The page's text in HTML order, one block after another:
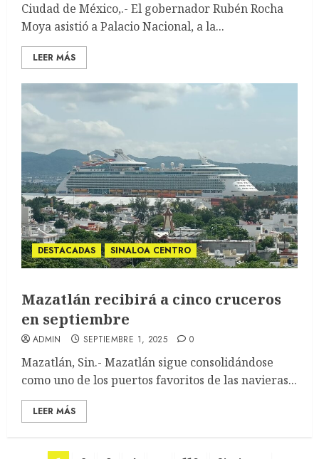
Ciudad de México,.- El gobernador Rubén Rocha
Moya asistió a Palacio Nacional, a la...
LEER MÁS
DESTACADAS SINALOA CENTRO
Mazatlán recibirá a cinco cruceros
en septiembre
ADMIN SEPTIEMBRE 1, 2025 0
Mazatlán, Sin.- Mazatlán sigue consolidándose
como uno de los puertos favoritos de las navieras...
LEER MÁS